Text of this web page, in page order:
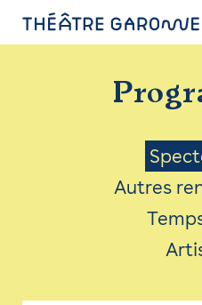
PROGRAMME
INFOS PRATIQUES
AVEC LES
ACCESSIBILITÉ
LES
Menu
Autres